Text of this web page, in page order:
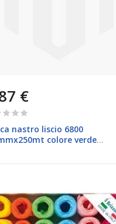
€
nastro liscio 6800
colore verde